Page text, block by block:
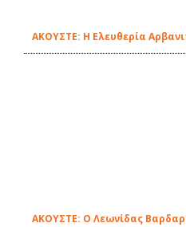
ΑΚΟΥΣΤΕ: H Ελευθερία
ΑΚΟΥΣΤΕ: Ο Λεωνίδας